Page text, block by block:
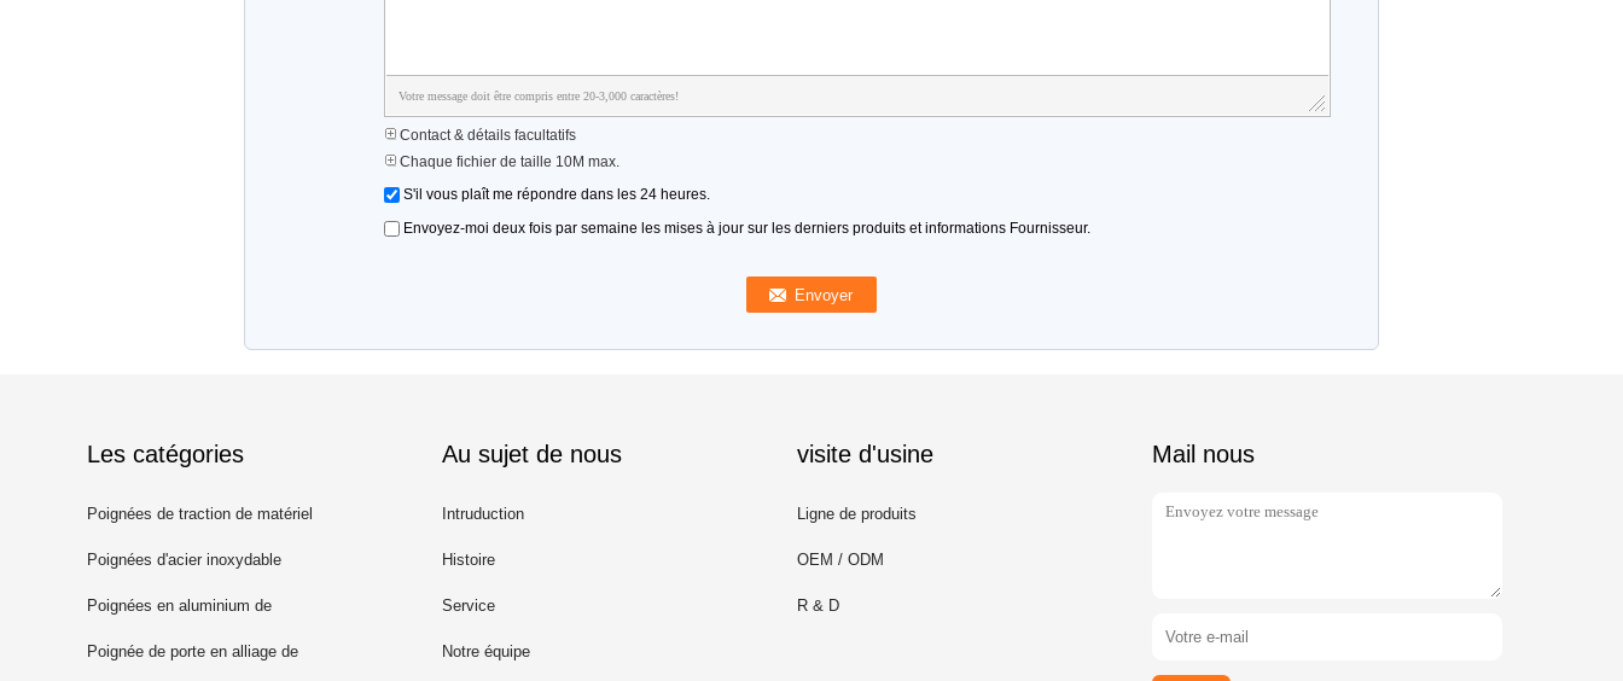
Votre message doit être compris entre 20-3,000 caractères!
Contact & détails facultatifs
Chaque fichier de taille 10M max.
S'il vous plaît me répondre dans les 24 heures.
Envoyez-moi deux fois par semaine les mises à jour sur les derniers produits et informations Fournisseur.
Les catégories
Poignées de traction de matériel
Poignées d'acier inoxydable
Poignées en aluminium de
traction
Poignée de porte en alliage de
Au sujet de nous
Intruduction
Histoire
Service
Notre équipe
visite d'usine
Ligne de produits
OEM / ODM
R & D
Mail nous